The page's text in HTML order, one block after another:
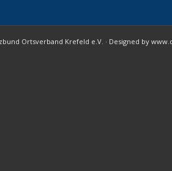
Ortsverband Krefeld e.V. · Designed by